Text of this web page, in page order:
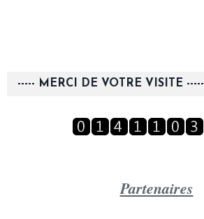
----- MERCI DE VOTRE VISITE -----
Partenaires